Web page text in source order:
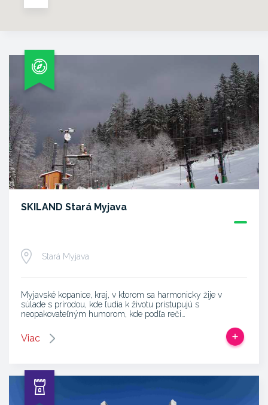
SKILAND Stará Myjava
Stará Myjava
Myjavské kopanice, kraj, v ktorom sa harmonicky žije v
súlade s prírodou, kde ľudia k životu pristupujú s
neopakovateľným humorom, kde podľa reči…
Viac